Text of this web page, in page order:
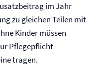
im Jahr
zu gleichen Teilen mit
Kinder müssen
Pflegepflicht­
tragen.